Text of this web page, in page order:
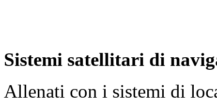
Sistemi satellitari di
Allenati con i sistemi di